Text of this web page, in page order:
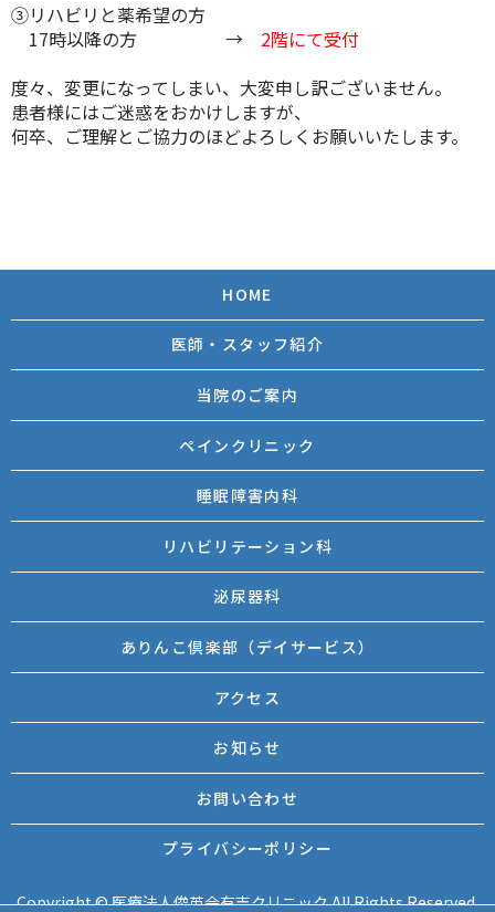
③リハビリと薬希望の方
17時以降の方 → 2階にて受付
度々、変更になってしまい、大変申し訳ございません。
患者様にはご迷惑をおかけしますが、
何卒、ご理解とご協力のほどよろしくお願いいたします。
HOME
医師・スタッフ紹介
当院のご案内
ペインクリニック
睡眠障害内科
リハビリテーション科
泌尿器科
ありんこ倶楽部（デイサービス）
アクセス
お知らせ
お問い合わせ
プライバシーポリシー
Copyright © 医療法人俊英会有吉クリニック All Rights Reserved.